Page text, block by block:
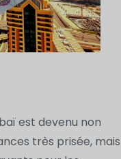
est devenu non
très prisée, mais